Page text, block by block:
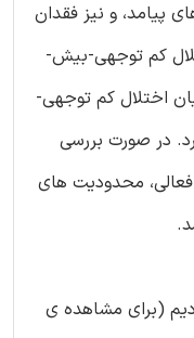
پیامد، و نیز فقدان
کم توجهی-بیش-
اختلال کم توجهی-
در صورت بررسی
محدودیت های
(برای مشاهده ی